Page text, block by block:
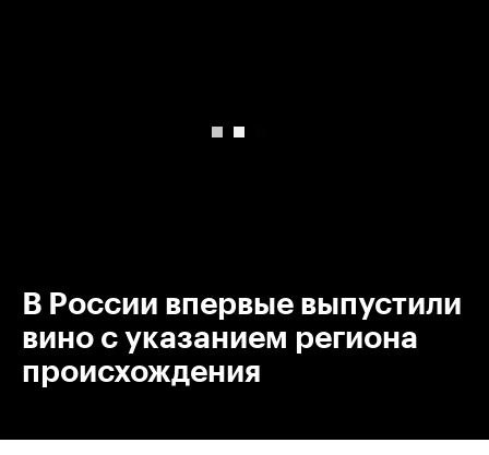
В России впервые выпустили
вино с указанием региона
происхождения